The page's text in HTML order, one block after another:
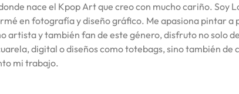
nace el Kpop Art que creo con mucho cariño. Soy
en fotografía y diseño gráfico. Me apasiona pintar a
artista y también fan de este género, disfruto no solo
digital o diseños como totebags, sino también de
mi trabajo.